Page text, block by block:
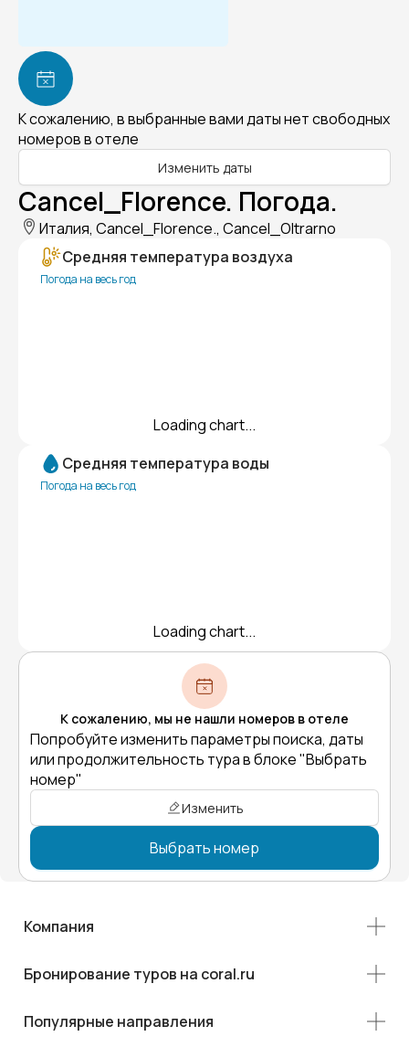
К сожалению, в выбранные вами даты нет свободных
номеров в отеле
Изменить даты
Cancel_Florence. Погода.
Италия, Cancel_Florence., Cancel_Oltrarno
Средняя температура воздуха
Погода на весь год
Loading chart...
Средняя температура воды
Погода на весь год
Loading chart...
К сожалению, мы не нашли номеров в отеле
Попробуйте изменить параметры поиска, даты
или продолжительность тура в блоке "Выбрать
номер"
Изменить
Выбрать номер
Компания
Бронирование туров на coral.ru
Популярные направления